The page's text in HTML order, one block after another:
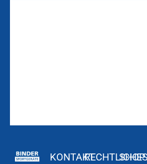
KONTAKTRECHTLICHES
SHOP